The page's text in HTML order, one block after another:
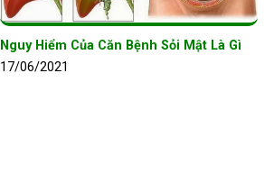
Nguy Hiểm Của Căn Bệnh Sỏi Mật Là Gì
17/06/2021